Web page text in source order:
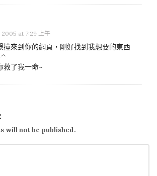
2005 at 7:29 上午
撞來到你的網頁，剛好找到我想要的東西
救了我一命~
will not be published.